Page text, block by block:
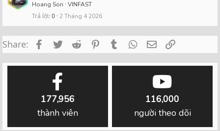
Hoang Son VINFAST
Trả lời 0 2 Tháng 4 2026
Share: FacebookTwitterReddit PinterestTumblrWhatsApp
Email
177,956
thành viên
116,000
người theo dõi